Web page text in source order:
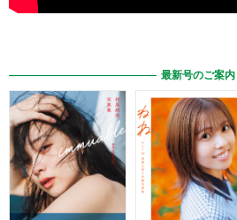
最新号のご案内